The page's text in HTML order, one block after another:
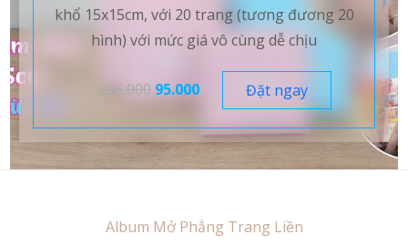
khổ 15x15cm, với 20 trang (tương đương 20
hình) với mức giá vô cùng dễ chịu
295.000 95.000 Đặt ngay
Album Mở Phẳng Trang Liền